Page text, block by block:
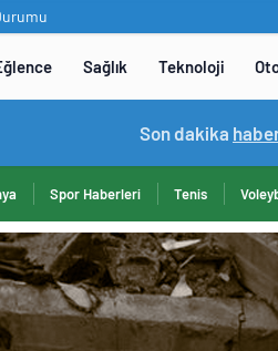
Sağlık Teknoloji
15:06 /
Son dakika
Spor Haberleri Tenis